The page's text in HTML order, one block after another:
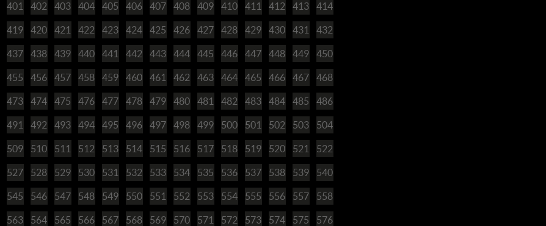
401 402 403 404 405 406 407 408 409 410 411 412 413 414
419 420 421 422 423 424 425 426 427 428 429 430 431 432
437 438 439 440 441 442 443 444 445 446 447 448 449 450
455 456 457 458 459 460 461 462 463 464 465 466 467 468
473 474 475 476 477 478 479 480 481 482 483 484 485 486
491 492 493 494 495 496 497 498 499 500 501 502 503 504
509 510 511 512 513 514 515 516 517 518 519 520 521 522
527 528 529 530 531 532 533 534 535 536 537 538 539 540
545 546 547 548 549 550 551 552 553 554 555 556 557 558
563 564 565 566 567 568 569 570 571 572 573 574 575 576